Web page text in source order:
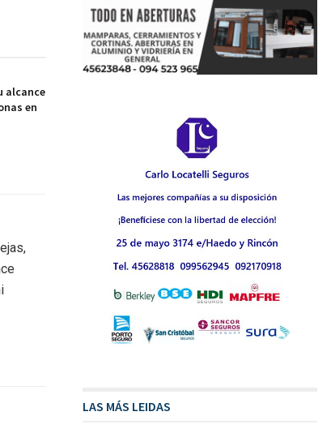
alcance
en
LAS MÁS LEIDAS